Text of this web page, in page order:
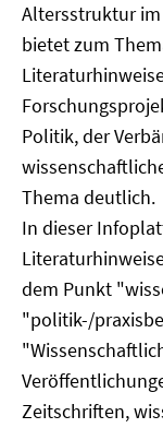
Altersstruktur
bietet zum
Politik, der
Thema deutlich.
In dieser
dem Punkt
"politik-/
Zeitschriften,